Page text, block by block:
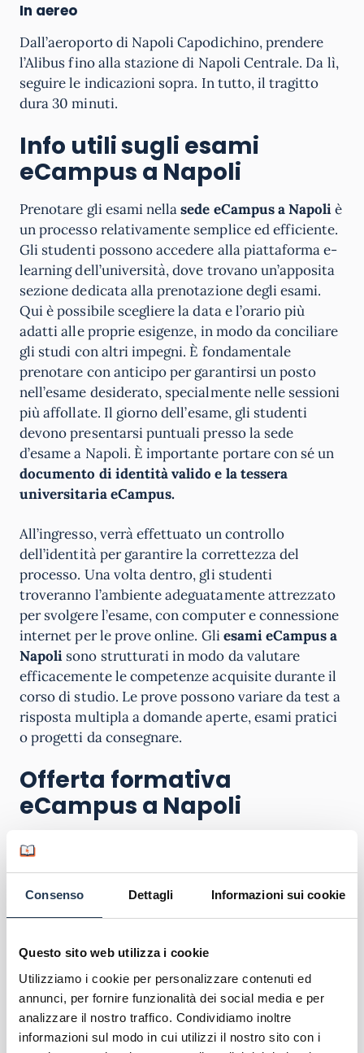
Consenso Dettagli Informazioni sui cookie
Questo sito web utilizza i cookie
Utilizziamo i cookie per personalizzare contenuti ed
annunci, per fornire funzionalità dei social media e per
analizzare il nostro traffico. Condividiamo inoltre
informazioni sul modo in cui utilizzi il nostro sito con i
In aereo
Dall’aeroporto di Napoli Capodichino, prendere
l’Alibus fino alla stazione di Napoli Centrale. Da lì,
seguire le indicazioni sopra. In tutto, il tragitto
dura 30 minuti.
Info utili sugli esami
eCampus a Napoli
Prenotare gli esami nellasede eCampus a Napoliè
un processo relativamente semplice ed efficiente.
Gli studenti possono accedere alla piattaforma e-
learning dell’università, dove trovano un’apposita
sezione dedicata alla prenotazione degli esami.
Qui è possibile scegliere la data e l’orario più
adatti alle proprie esigenze, in modo da conciliare
gli studi con altri impegni. È fondamentale
prenotare con anticipo per garantirsi un posto
nell’esame desiderato, specialmente nelle sessioni
più affollate. Il giorno dell’esame, gli studenti
devono presentarsi puntuali presso la sede
d’esame a Napoli. È importante portare con sé un
documento di identità valido e la tessera
universitaria eCampus.
All’ingresso, verrà effettuato un controllo
dell’identità per garantire la correttezza del
processo. Una volta dentro, gli studenti
troveranno l’ambiente adeguatamente attrezzato
per svolgere l’esame, con computer e connessione
internet per le prove online. Gliesami eCampus a
Napoli sono strutturati in modo da valutare
efficacemente le competenze acquisite durante il
corso di studio. Le prove possono variare da test a
risposta multipla a domande aperte, esami pratici
o progetti da consegnare.
Offerta formativa
eCampus a Napoli
L’offerta formativa della
accedere a una vasta gamma di corsi di laurea
triennale e magistrale, così come a corsi di
aggiornamento e formazione professionale. La
caratteristica distintiva di eCampus è la
flessibilità offerta dalla modalità di studio online.
Scopri l'offerta formativa